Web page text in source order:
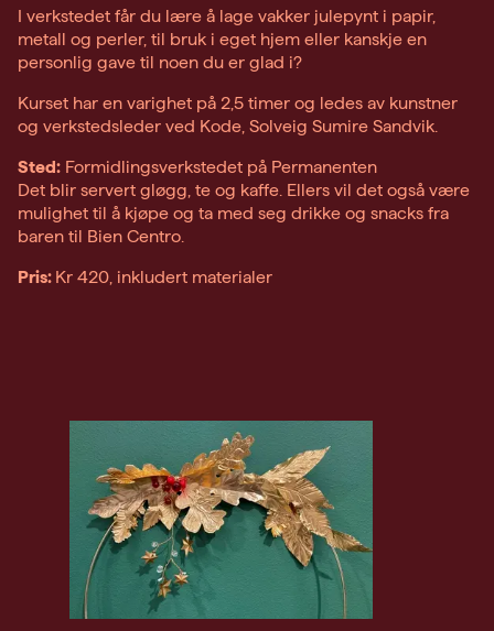
I verkstedet får du lære å lage vakker julepynt i papir,
metall og perler, til bruk i eget hjem eller kanskje en
personlig gave til noen du er glad i?
Kurset har en varighet på 2,5 timer og ledes av kunstner
og verkstedsleder ved Kode, Solveig Sumire Sandvik.
Sted: Formidlingsverkstedet på Permanenten
Det blir servert gløgg, te og kaffe. Ellers vil det også være
mulighet til å kjøpe og ta med seg drikke og snacks fra
baren til Bien Centro.
Pris: Kr 420, inkludert materialer